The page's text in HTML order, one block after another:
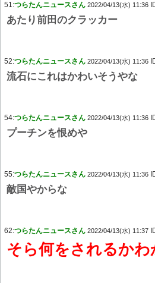
51:つらたんニュースさん 2022/04/13(水) 11:36
あたり前田のクラッカー
52:つらたんニュースさん 2022/04/13(水) 11:36
流石にこれはかわいそうやな
54:つらたんニュースさん 2022/04/13(水) 11:36
プーチンを恨めや
55:つらたんニュースさん 2022/04/13(水) 11:36
敵国やからな
62:つらたんニュースさん 2022/04/13(水) 11:37
そら何をされるか